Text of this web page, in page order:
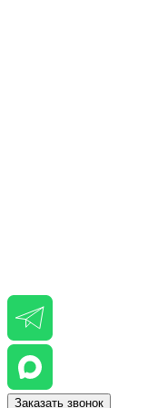
Заказать звонок